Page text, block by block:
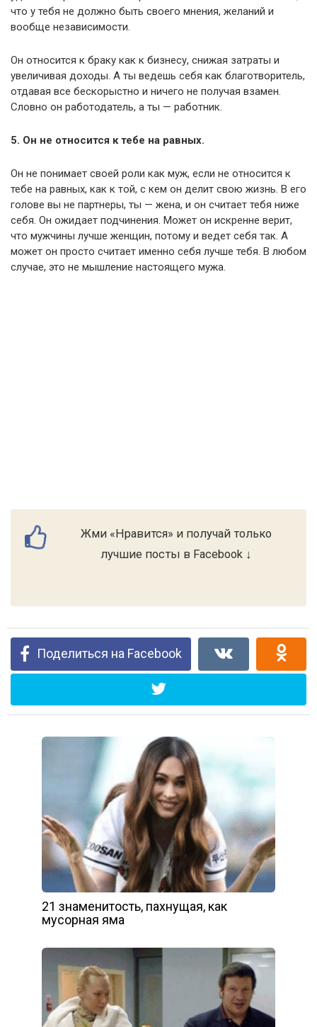
что у тебя не должно быть своего мнения, желаний и
вообще независимости.
Он относится к браку как к бизнесу, снижая затраты и
увеличивая доходы. А ты ведешь себя как благотворитель,
отдавая все бескорыстно и ничего не получая взамен.
Словно он работодатель, а ты — работник.
5. Он не относится к тебе на равных.
Он не понимает своей роли как муж, если не относится к
тебе на равных, как к той, с кем он делит свою жизнь. В его
голове вы не партнеры, ты — жена, и он считает тебя ниже
себя. Он ожидает подчинения. Может он искренне верит,
что мужчины лучше женщин, потому и ведет себя так. А
может он просто считает именно себя лучше тебя. В любом
случае, это не мышление настоящего мужа.
Жми «Нравится» и получай только
лучшие посты в Facebook ↓
Поделиться на Facebook
21 знаменитость, пахнущая, как
мусорная яма